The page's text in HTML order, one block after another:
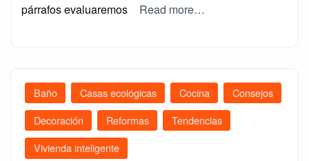
párrafos evaluaremos
Read more…
Baño Casas ecológicas Cocina
Consejos
Decoración
Reformas
Tendencias
Vivienda inteligente